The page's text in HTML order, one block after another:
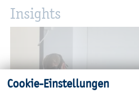
In­sights
Coo­kie-Ein­stel­lun­gen